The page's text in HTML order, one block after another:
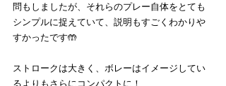
問もしましたが、それらのプレー自体をとても
シンプルに捉えていて、説明もすごくわかりや
すかったです🤲
ストロークは大きく、ボレーはイメージしてい
るよりもさらにコンパクトに！